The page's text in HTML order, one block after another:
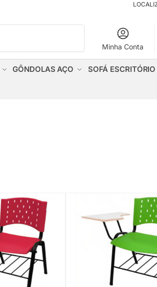
Minha Conta
GÔNDOLAS AÇO SOFÁ ESCRITÓRIO